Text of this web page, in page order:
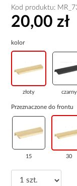
Kod produktu:
20,00 zł
kolor
złoty czarny
Przeznaczone do frontu
15 30